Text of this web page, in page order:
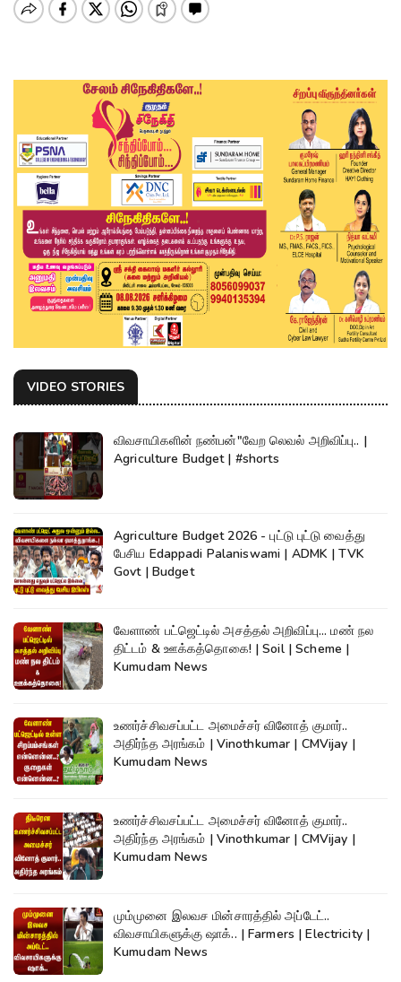
VIDEO STORIES
விவசாயிகளின் நண்பன்"வேற லெவல் அறிவிப்பு.. |
Agriculture Budget | #shorts
Agriculture Budget 2026 - புட்டு புட்டு வைத்து
பேசிய Edappadi Palaniswami | ADMK | TVK
Govt | Budget
வேளாண் பட்ஜெட்டில் அசத்தல் அறிவிப்பு... மண் நல
திட்டம் & ஊக்கத்தொகை! | Soil | Scheme |
Kumudam News
உணர்ச்சிவசப்பட்ட அமைச்சர் வினோத் குமார்..
அதிர்ந்த அரங்கம் | Vinothkumar | CMVijay |
Kumudam News
உணர்ச்சிவசப்பட்ட அமைச்சர் வினோத் குமார்..
அதிர்ந்த அரங்கம் | Vinothkumar | CMVijay |
Kumudam News
மும்முனை இலவச மின்சாரத்தில் அப்டேட்..
விவசாயிகளுக்கு ஷாக்.. | Farmers | Electricity |
Kumudam News